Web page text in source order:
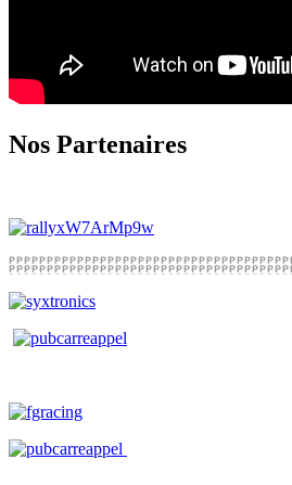
Nos Partenaires